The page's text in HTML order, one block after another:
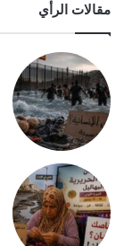
مقالات الرأي